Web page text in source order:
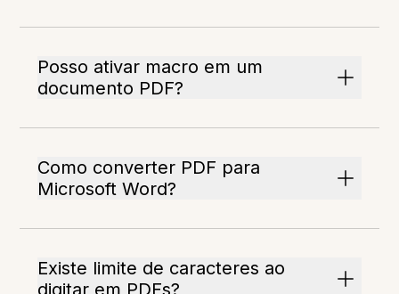
Posso ativar macro em um
documento PDF?
Como converter PDF para
Microsoft Word?
Existe limite de caracteres ao
digitar em PDFs?